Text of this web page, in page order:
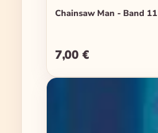
Chainsaw Man - Band 11
Regulärer Preis:
7,00 €